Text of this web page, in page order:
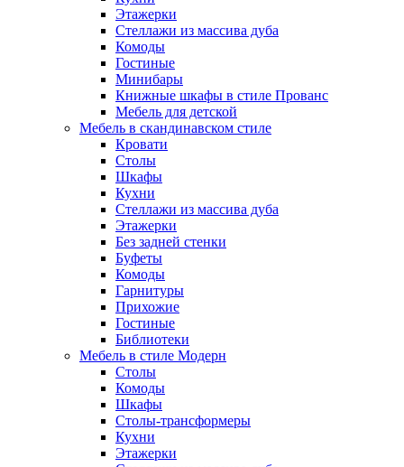
Этажерки
Стеллажи из массива дуба
Комоды
Гостиные
Минибары
Книжные шкафы в стиле Прованс
Мебель для детской
Мебель в скандинавском стиле
Кровати
Столы
Шкафы
Кухни
Стеллажи из массива дуба
Этажерки
Без задней стенки
Буфеты
Комоды
Гарнитуры
Прихожие
Гостиные
Библиотеки
Мебель в стиле Модерн
Столы
Комоды
Шкафы
Столы-трансформеры
Кухни
Этажерки